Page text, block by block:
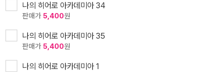
나의 히어로 아카데미아 34
판매가 5,400원
나의 히어로 아카데미아 35
판매가 5,400원
나의 히어로 아카데미아 1